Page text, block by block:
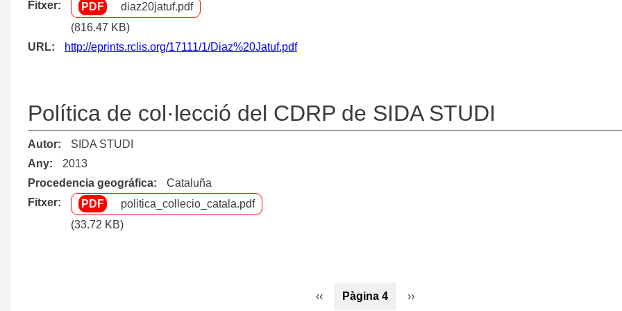
Fitxer
diaz20jatuf.pdf
(816.47 KB)
URL
http://eprints.rclis.org/17111/1/Diaz%20Jatuf.pdf
Política de col·lecció del CDRP de SIDA STUDI
Autor
SIDA STUDI
Any
2013
Procedencia geográfica
Cataluña
Fitxer
politica_collecio_catala.pdf
(33.72 KB)
Pàgina
‹‹ Pàgina 4
Pàgina
››